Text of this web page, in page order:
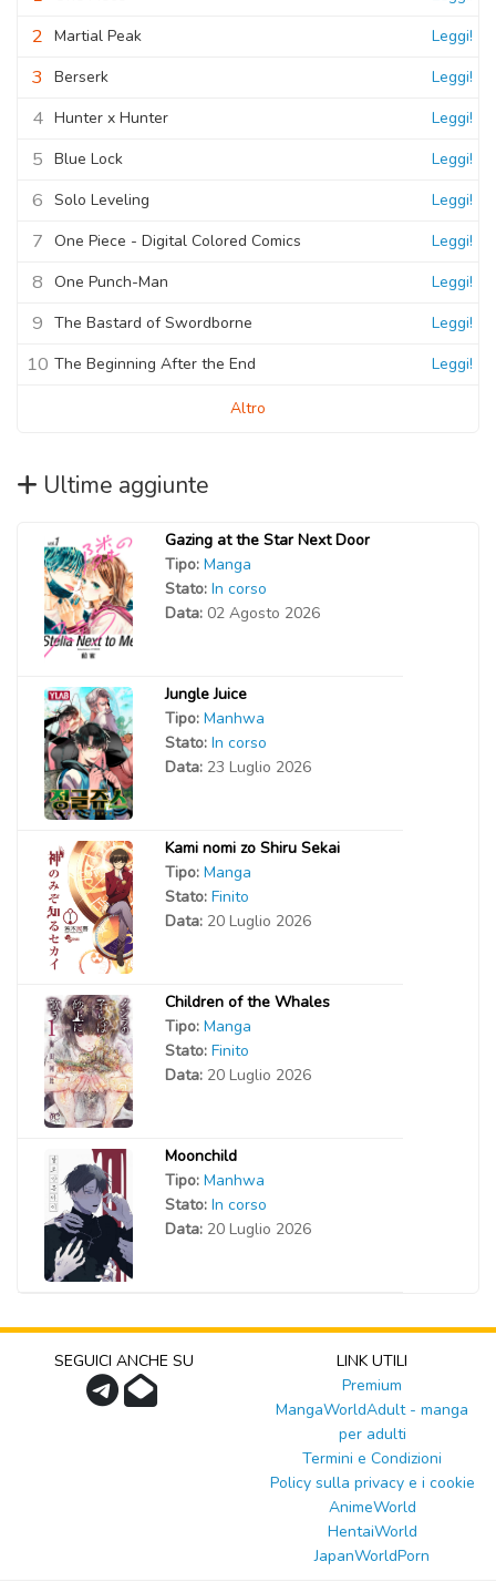
2 Martial Peak Leggi!
3 Berserk Leggi!
4 Hunter x Hunter Leggi!
5 Blue Lock Leggi!
6 Solo Leveling Leggi!
7 One Piece - Digital Colored Comics Leggi!
8 One Punch-Man Leggi!
9 The Bastard of Swordborne Leggi!
10 The Beginning After the End Leggi!
Altro
Ultime aggiunte
Gazing at the Star Next Door
Tipo: Manga
Stato: In corso
Data: 02 Agosto 2026
Jungle Juice
Tipo: Manhwa
Stato: In corso
Data: 23 Luglio 2026
Kami nomi zo Shiru Sekai
Tipo: Manga
Stato: Finito
Data: 20 Luglio 2026
Children of the Whales
Tipo: Manga
Stato: Finito
Data: 20 Luglio 2026
Moonchild
Tipo: Manhwa
Stato: In corso
Data: 20 Luglio 2026
SEGUICI ANCHE SU
LINK UTILI
Premium
MangaWorldAdult - manga
per adulti
Termini e Condizioni
Policy sulla privacy e i cookie
AnimeWorld
HentaiWorld
JapanWorldPorn